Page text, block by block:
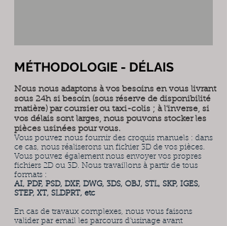
MÉTHODOLOGIE - DÉLAIS
Nous nous adaptons à vos besoins en vous livrant
sous 24h si besoin (sous réserve de disponibilité
matière) par coursier ou taxi-colis ; à l’inverse, si
vos délais sont larges, nous pouvons stocker les
pièces usinées pour vous.
Vous pouvez nous fournir des croquis manuels : dans
ce cas, nous réaliserons un fichier 3D de vos pièces.
Vous pouvez également nous envoyer vos propres
fichiers 2D ou 3D. Nous travaillons à partir de tous
formats :
AI, PDF, PSD, DXF, DWG, 3DS, OBJ, STL, SKP, IGES,
STEP, XT, SLDPRT, etc
En cas de travaux complexes, nous vous faisons
valider par email les parcours d’usinage avant